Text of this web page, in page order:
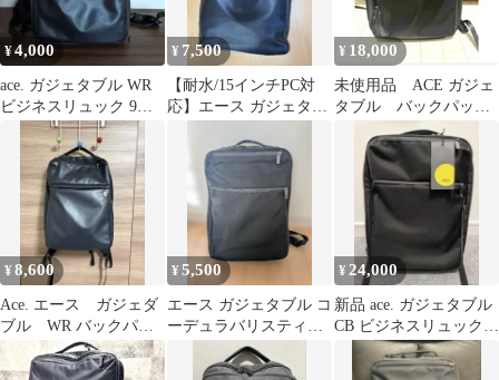
¥4,000
ace. ガジェタブル WR
ビジネスリュック 9リ
¥ 7,500
【耐水/15インチPC対
応】エース ガジェタブ
¥ 18,000
未使用品 ACE ガジェ
タブル バックパッ
ク ビジネスリュック
¥8,600
Ace. エース ガジェダ
ブル WR バックパッ
ク
¥5,500
エース ガジェタブル コ
ーデュラバリスティッ
ク リュック
¥ 24,000
新品 ace. ガジェタブル
CB ビジネスリュック
13L 黒 62362